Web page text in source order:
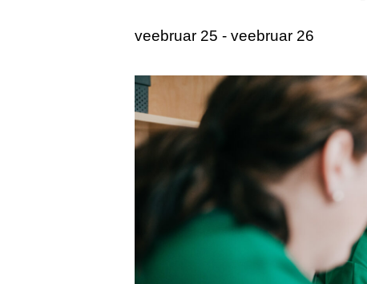
veebruar 25 - veebruar 26